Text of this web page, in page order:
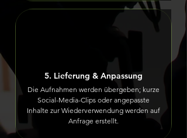
5. Lieferung & Anpassung
Die Aufnahmen werden übergeben; kurze
Social-Media-Clips oder angepasste
Inhalte zur Wiederverwendung werden auf
Anfrage erstellt.